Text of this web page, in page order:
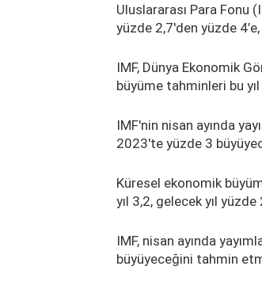
Uluslararası Para Fonu
yüzde 2,7'den yüzde
IMF, Dünya Ekonomik
büyüme tahminleri bu
IMF'nin nisan ayında
2023'te yüzde 3
Küresel ekonomik
yıl 3,2, gelecek yıl
IMF, nisan ayında
büyüyeceğini tahmin